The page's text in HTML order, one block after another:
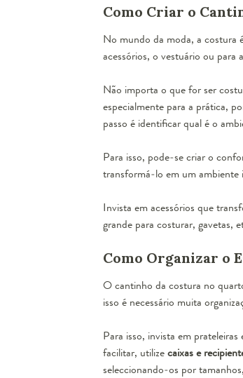
Como Criar o
No mundo da moda, a costura
acessórios, o vestuário ou para
Não importa o que for ser
especialmente para a prática,
passo é identificar qual é o
Para isso, pode-se criar o
transformá-lo em um ambiente
Invista em acessórios que
grande para costurar, gavetas,
Como Organizar o
O cantinho da costura no
isso é necessário muita
Para isso, invista em
facilitar, utilizecaixas e
seleccionando-os por